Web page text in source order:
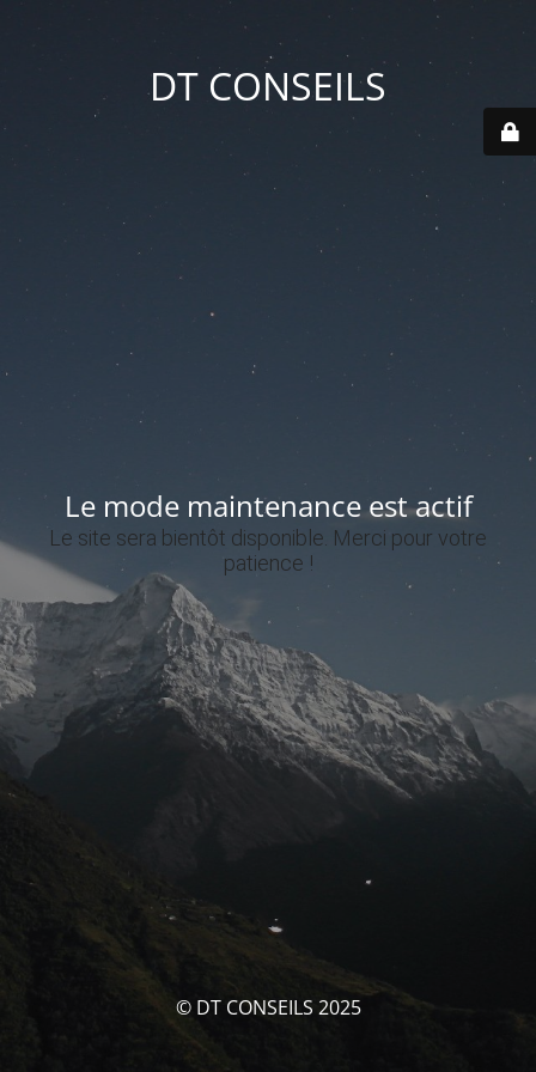
DT CONSEILS
Le mode maintenance est actif
Le site sera bientôt disponible. Merci pour votre
patience !
© DT CONSEILS 2025